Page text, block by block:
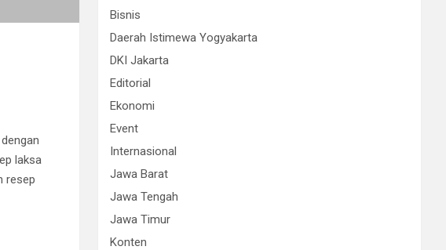
laksa
resep
Bisnis
Daerah Istimewa Yogyakarta
DKI Jakarta
Editorial
Ekonomi
Event
Internasional
Jawa Barat
Jawa Tengah
Jawa Timur
Konten